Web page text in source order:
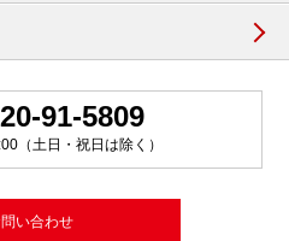
91-5809
（土日・祝日は除く）
い合わせ